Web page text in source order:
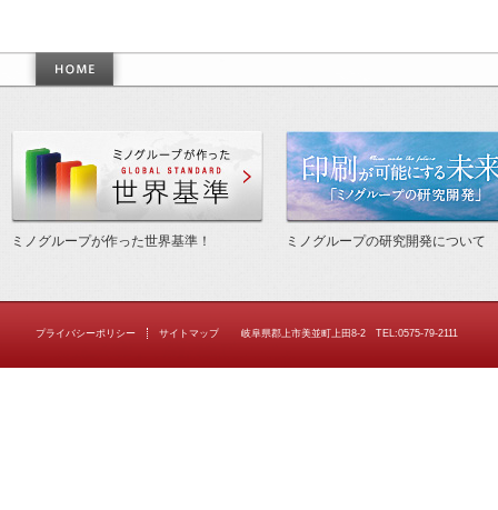
作った世界基準
ミノグループが作った世界基準！ ミノグループの研究開発について
プライバシーポリシー サイトマップ 岐阜県郡上市美並町上田8-2 TEL:0575-79-2111